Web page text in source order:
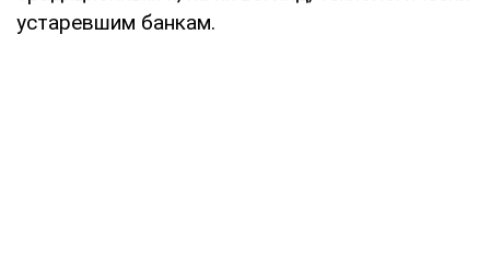
устаревшим банкам.